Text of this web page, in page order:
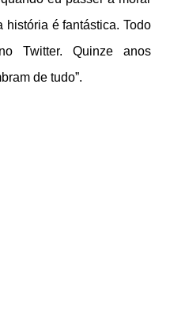
história é fantástica. Todo
Twitter. Quinze anos
de tudo”.